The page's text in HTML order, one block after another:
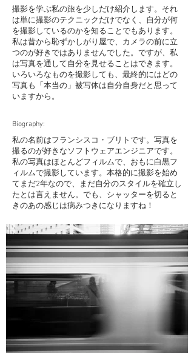
撮影を学ぶ私の旅を少しだけ紹介します。それ
は単に撮影のテクニックだけでなく、自分が何
を撮影しているのかを知ることでもあります。
私は昔から恥ずかしがり屋で、カメラの前に立
つのが好きではありませんでした。ですが、私
は写真を通して自分を見せることはできます。
いろいろなものを撮影しても、最終的にはどの
写真も「本当の」被写体は自分自身だと思って
いますから。
Biography:
私の名前はフランシスコ・ブリトです。写真を
撮るのが好きなソフトウェアエンジニアです。
私の写真はほとんどフィルムで、おもに白黒フ
ィルムで撮影しています。本格的に撮影を始め
てまだ2年なので、まだ自分のスタイルを確立し
たとは言えません。でも、シャッターを切ると
きのあの感じは病みつきになりますね！